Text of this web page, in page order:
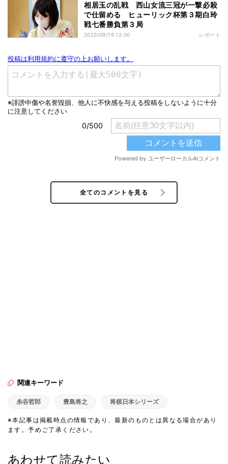
相居玉の乱戦 西山女流三冠が一撃必殺
で仕留める ヒューリック杯第３期白玲
戦七番勝負第３局
2023/09/19 12:00 レポート
全てのコメントを見る
関連キーワード
糸谷哲郎 豊島将之 将棋日本シリーズ
※本記事は掲載時点の情報であり、最新のものとは異なる場合があり
ます。予めご了承ください。
あわせて読みたい